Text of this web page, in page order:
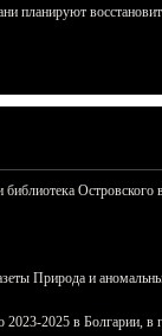
планируют
Островского
Природа и
2025 в Болгарии, в